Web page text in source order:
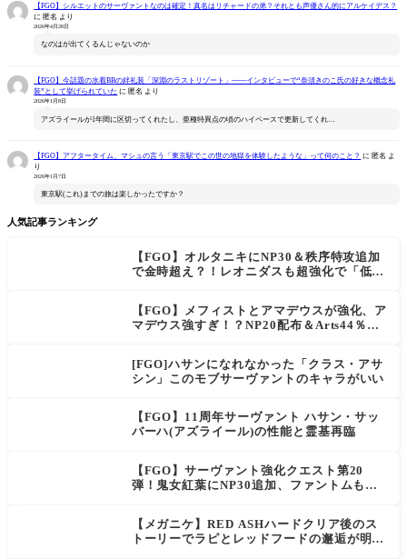
【FGO】シルエットのサーヴァントなのは確定！真名はリチャードの弟？それとも声優さん的にアルケイデス？
に 匿名 より
2026年4月28日
なのはが出てくるんじゃないのか
【FGO】今話題の水着BBの絆礼装「深淵のラストリゾート」――インタビューで“奈須きのこ氏の好きな概念礼
装”として挙げられていた に 匿名 より
2026年1月8日
アズライールが1年間に区切ってくれたし、亜種特異点の頃のハイペースで更新してくれ…
【FGO】アフタータイム、マシュの言う「東京駅でこの世の地獄を体験したような」って何のこと？ に 匿名 よ
り
2026年1月7日
東京駅(これ)までの旅は楽しかったですか？
人気記事ランキング
【FGO】オルタニキにNP30＆秩序特攻追加
で金時超え？！レオニダスも超強化で「低レ
【FGO】メフィストとアマデウスが強化、ア
マデウス強すぎ！？NP20配布＆Arts44％強
[FGO]ハサンになれなかった「クラス・アサ
シン」このモブサーヴァントのキャラがいい
【FGO】11周年サーヴァント ハサン・サッ
バーハ(アズライール)の性能と霊基再臨
【FGO】サーヴァント強化クエスト第20
弾！鬼女紅葉にNP30追加、ファントムも大
【メガニケ】RED ASHハードクリア後のス
トーリーでラピとレッドフードの邂逅が明か